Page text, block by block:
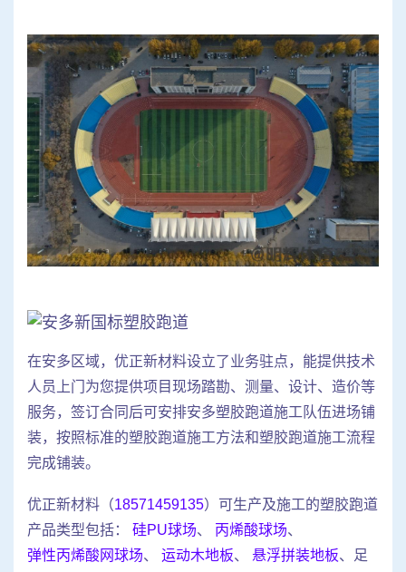
在安多区域，优正新材料设立了业务驻点，能提供技术
人员上门为您提供项目现场踏勘、测量、设计、造价等
服务，签订合同后可安排安多塑胶跑道施工队伍进场铺
装，按照标准的塑胶跑道施工方法和塑胶跑道施工流程
完成铺装。
优正新材料（18571459135）可生产及施工的塑胶跑道
产品类型包括： 硅PU球场、 丙烯酸球场、
弹性丙烯酸网球场、 运动木地板、 悬浮拼装地板、足